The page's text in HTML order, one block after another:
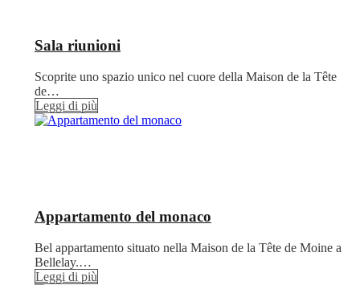
Sala riunioni
Scoprite uno spazio unico nel cuore della Maison de la Tête
de…
Leggi di più
Appartamento del monaco
Bel appartamento situato nella Maison de la Tête de Moine a
Bellelay.…
Leggi di più